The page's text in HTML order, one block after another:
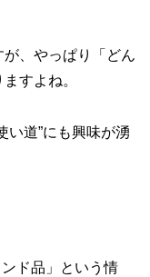
、やっぱり「どん
すよね。
い道”にも興味が湧
ド品」という情